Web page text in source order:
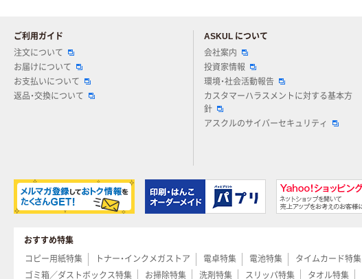
ご利用ガイド
注文について
お届けについて
お支払いについて
返品・交換について
ASKUL について
会社案内
投資家情報
環境・社会活動報告
カスタマーハラスメントに対する基本方
針
アスクルのサイバーセキュリティ
おすすめ特集
コピー用紙特集
トナー・インクメガストア 電卓特集 電池特集 タイムカード特集
ゴミ箱／ダストボックス特集
お掃除特集 洗剤特集 スリッパ特集 タオル特集